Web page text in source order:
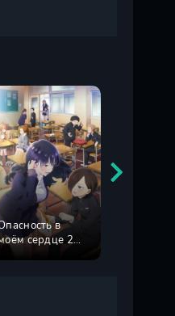
в
сердце 2
сезон